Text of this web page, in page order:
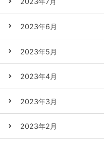
2023年6月
2023年5月
2023年4月
2023年3月
2023年2月